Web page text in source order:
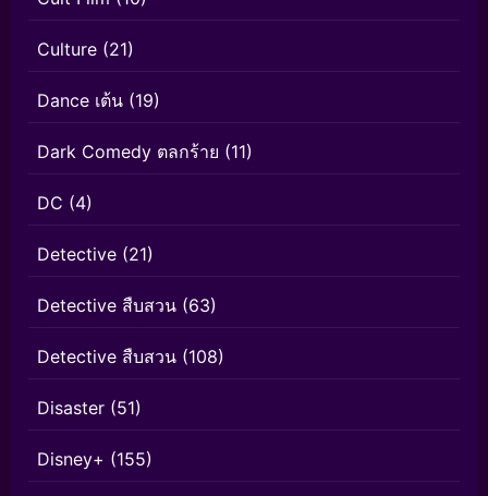
Culture (21)
Dance เต้น (19)
Dark Comedy ตลกร้าย (11)
DC (4)
Detective (21)
Detective สืบสวน (63)
Detective สืบสวน (108)
Disaster (51)
Disney+ (155)